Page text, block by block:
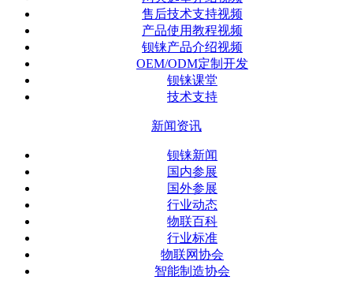
售后技术支持视频
产品使用教程视频
钡铼产品介绍视频
OEM/ODM定制开发
钡铼课堂
技术支持
新闻资讯
钡铼新闻
国内参展
国外参展
行业动态
物联百科
行业标准
物联网协会
智能制造协会